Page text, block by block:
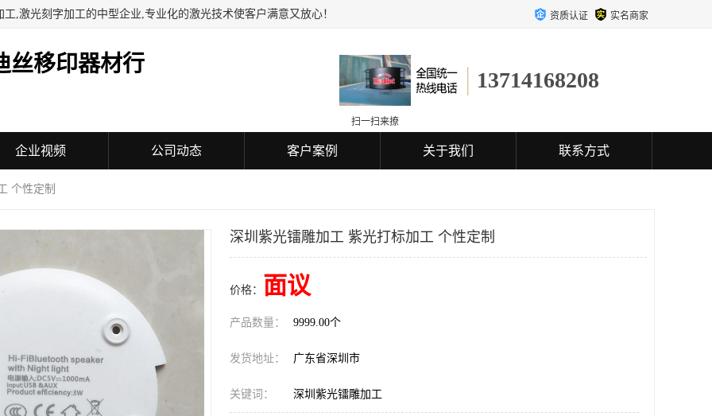
,激光刻字加工的中型企业,专业化的激光技术使客户满意又放心！ 资质认证 实名商家
丝移印器材行
13714168208
扫一扫来撩
企业视频 公司动态 客户案例 关于我们 联系方式
个性定制
深圳紫光镭雕加工 紫光打标加工 个性定制
价格： 面议
产品数量： 9999.00个
发货地址： 广东省深圳市
关键词： 深圳紫光镭雕加工